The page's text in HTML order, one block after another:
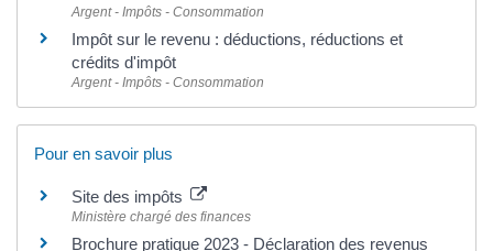
Argent - Impôts - Consommation
Impôt sur le revenu : déductions, réductions et
crédits d'impôt
Argent - Impôts - Consommation
Pour en savoir plus
Site des impôts
Ministère chargé des finances
Brochure pratique 2023 - Déclaration des revenus